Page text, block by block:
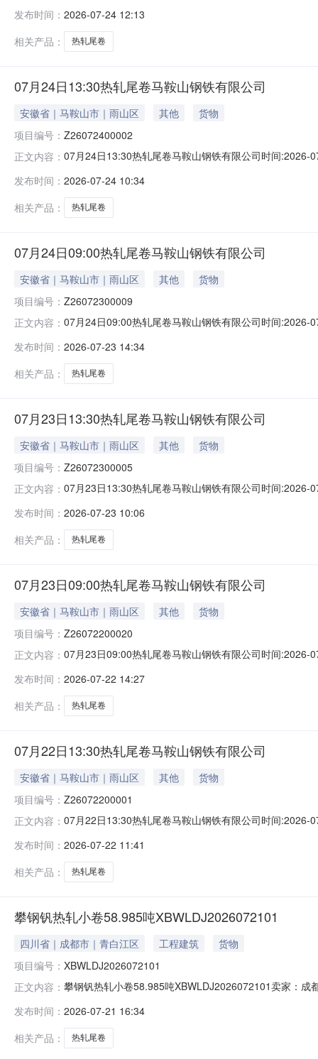
卷）Q235B2*1250*C攀钢钒1/1.59轧烂(因非计划产品的
发布时间： 2026-07-24 12:13
相关产品：
热轧尾卷
07月24日13:30热轧尾卷马鞍山钢铁有限公司
安徽省｜马鞍山市｜雨山区 其他
货物
项目编号： Z26072400002
正文内容： 07月24日13:30热轧尾卷马鞍山钢铁有限公司时间
保证金：￥1,700.00元交易保证金：￥1,700.00元竞价
发布时间： 2026-07-24 10:34
相关产品：
热轧尾卷
07月24日09:00热轧尾卷马鞍山钢铁有限公司
安徽省｜马鞍山市｜雨山区 其他
货物
项目编号： Z26072300009
正文内容： 07月24日09:00热轧尾卷马鞍山钢铁有限公司时间
保证金：￥1,700.00元交易保证金：￥1,700.00元竞价
发布时间： 2026-07-23 14:34
相关产品：
热轧尾卷
07月23日13:30热轧尾卷马鞍山钢铁有限公司
安徽省｜马鞍山市｜雨山区 其他
货物
项目编号： Z26072300005
正文内容： 07月23日13:30热轧尾卷马鞍山钢铁有限公司时间
保证金：￥1,700.00元交易保证金：￥1,700.00元竞价
发布时间： 2026-07-23 10:06
相关产品：
热轧尾卷
07月23日09:00热轧尾卷马鞍山钢铁有限公司
安徽省｜马鞍山市｜雨山区 其他
货物
项目编号： Z26072200020
正文内容： 07月23日09:00热轧尾卷马鞍山钢铁有限公司时间
保证金：￥1,700.00元交易保证金：￥1,700.00元竞价
发布时间： 2026-07-22 14:27
相关产品：
热轧尾卷
07月22日13:30热轧尾卷马鞍山钢铁有限公司
安徽省｜马鞍山市｜雨山区 其他
货物
项目编号： Z26072200001
正文内容： 07月22日13:30热轧尾卷马鞍山钢铁有限公司时间
保证金：￥500.00元交易保证金：￥500.00元竞价保
发布时间： 2026-07-22 11:41
相关产品：
热轧尾卷
攀钢钒热轧小卷58.985吨XBWLDJ2026072101
四川省｜成都市｜青白江区 工程建筑
货物
项目编号： XBWLDJ2026072101
正文内容： 攀钢钒热轧小卷58.985吨XBWLDJ2026072101卖家：
钢钒1/2.275轧烂(因非计划产品的特殊性，可能存在与
发布时间： 2026-07-21 16:34
相关产品：
热轧尾卷